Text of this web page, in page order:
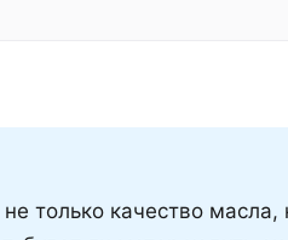
только качество